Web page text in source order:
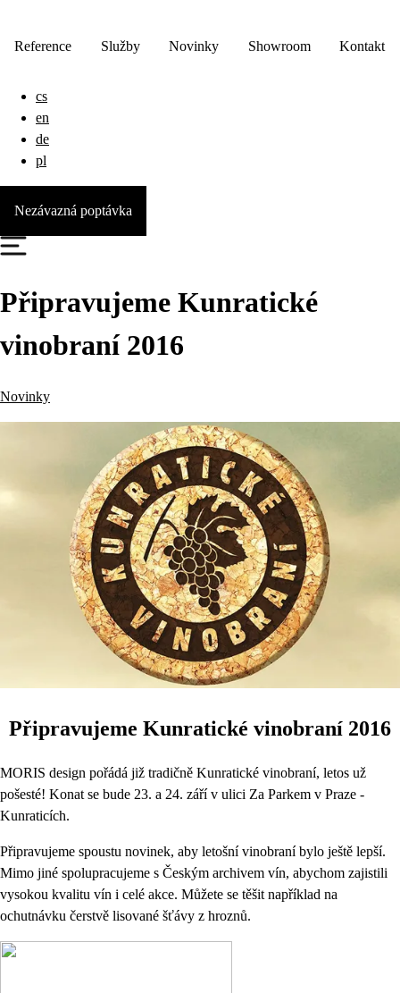
Reference Služby Novinky Showroom Kontakt
cs
en
de
pl
Nezávazná poptávka
Připravujeme Kunratické
vinobraní 2016
Novinky
Připravujeme Kunratické vinobraní 2016
MORIS design pořádá již tradičně Kunratické vinobraní, letos už
pošesté! Konat se bude 23. a 24. září v ulici Za Parkem v Praze -
Kunraticích.
Připravujeme spoustu novinek, aby letošní vinobraní bylo ještě lepší.
Mimo jiné spolupracujeme s Českým archivem vín, abychom zajistili
vysokou kvalitu vín i celé akce. Můžete se těšit například na
ochutnávku čerstvě lisované šťávy z hroznů.